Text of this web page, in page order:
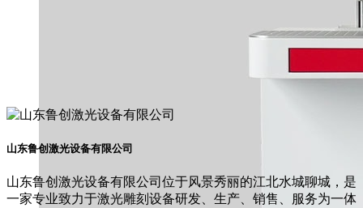
山东鲁创激光设备有限公司
山东鲁创激光设备有限公司位于风景秀丽的江北水城聊城，是
一家专业致力于激光雕刻设备研发、生产、销售、服务为一体